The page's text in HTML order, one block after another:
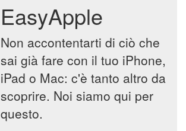
EasyApple
Non accontentarti di ciò che
sai già fare con il tuo iPhone,
iPad o Mac: c'è tanto altro da
scoprire. Noi siamo qui per
questo.